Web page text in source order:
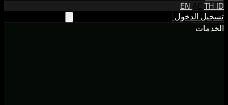
EN AE TH ID
تسجيل الدخول
الخدمات